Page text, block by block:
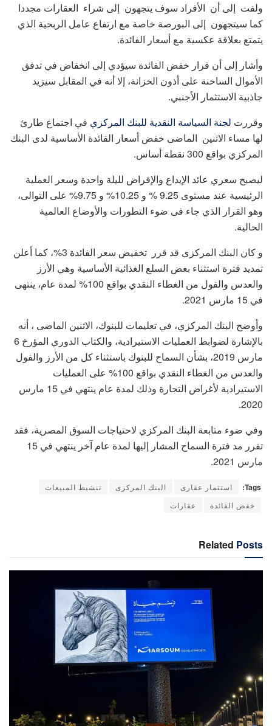
ولفت إلى أن الأفراد سوف يتجهون إلى شراء العقارات مجددا
كما سيتجهون إلى البورصة خاصة مع ارتفاع عامل الربحية الذي
يتمتع بعلاقة عكسية مع أسعار الفائدة.
وأشار إلى أن قرار خفض الفائدة سيؤدي إلى انخفاض في تدفق
الأموال الساخنة على أذون الخزانة، إلا أنه في المقابل سيزيد
جاذبية الاستثمار الأجنبي.
وقررت لجنة السياسة النقدية للبنك المركزي في اجتماع طارئ
لها مساء الاثنين الماضى خفض أسعار الفائدة الأساسية لدى البنك
المركزي بواقع 300 نقطة أساس.
ليصبح سعري عائد الإيداع والإقراض لليلة واحدة وسعر العملية
الرئيسية عند مستوى 9.25 % و 10.25% و 9.75% على التوالى،
وهو القرار الذي جاء فى ضوء التطورات والأوضاع العالمية
الحالية.
و كان البنك المركزى قد قرر تخفيض سعر الفائدة 3%، كما أعلن
تمديد فترة استثناء بعض السلع الغذائية الأساسية وهي الأرز
والعدس والفول من الغطاء النقدي بواقع 100% لمدة عام، ينتهى
في 15 مارس 2021.
وأوضح البنك المركزي، في تعليمات للبنوك، الاثنين الماضى ، أنه
بالإشارة لضوابط العمليات الاستيرادية، والكتاب الدوري المؤرخ 6
مارس 2019، بشأن السماح للبنوك باستثناء كل من الأرز والفول
والعدس من الغطاء النقدي بواقع 100% على العمليات
الاستيرادية لأغراض التجارة وذلك لمدة عام ينتهي في 15 مارس
2020.
وفي ضوء متابعة البنك المركزي لاحتياجات السوق المصرية، فقد
تقرر مد فترة السماح المشار إليها لمدة عام آخر ينتهي في 15
مارس 2021.
Tags: استثمار عقارى البنك المركزى
تنشيط المبيعات
خفض الفائدة
عقارات
Related Posts